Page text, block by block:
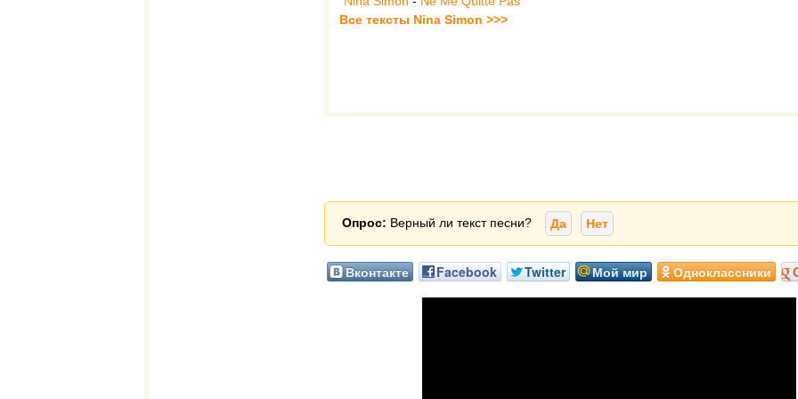
Все тексты Nina Simon >>>
Опрос: Верный ли текст песни? Да Нет
Вконтакте Facebook Twitter Мой мир Одноклассники